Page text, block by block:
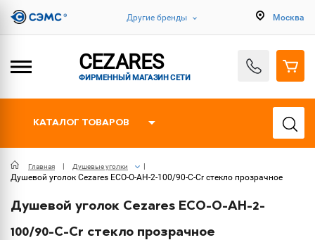
Другие бренды Москва
CEZARES
ФИРМЕННЫЙ МАГАЗИН СЕТИ
КАТАЛОГ ТОВАРОВ
Главная Душевые уголки
Душевой уголок Cezares ECO-O-AH-2-100/90-C-Cr стекло прозрачное
Душевой уголок Cezares ECO-O-AH-2-
100/90-C-Cr стекло прозрачное